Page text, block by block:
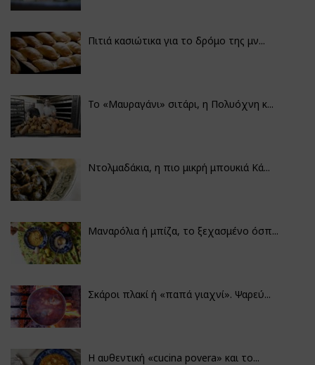
Πιτιά κασιώτικα για το δρόμο της μν...
Το «Μαυραγάνι» σιτάρι, η Πολυόχνη κ...
Ντολμαδάκια, η πιο μικρή μπουκιά Κά...
Μαναρόλια ή μπίζα, το ξεχασμένο όσπ...
Σκάροι πλακί ή «παπά γιαχνί». Ψαρεύ...
Η αυθεντική «cucina povera» και το...